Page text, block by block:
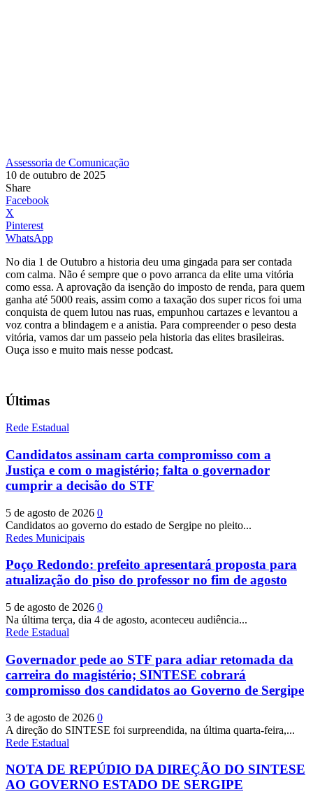
Assessoria de Comunicação
10 de outubro de 2025
Share
Facebook
X
Pinterest
WhatsApp
No dia 1 de Outubro a historia deu uma gingada para ser contada
com calma. Não é sempre que o povo arranca da elite uma vitória
como essa. A aprovação da isenção do imposto de renda, para quem
ganha até 5000 reais, assim como a taxação dos super ricos foi uma
conquista de quem lutou nas ruas, empunhou cartazes e levantou a
voz contra a blindagem e a anistia. Para compreender o peso desta
vitória, vamos dar um passeio pela historia das elites brasileiras.
Ouça isso e muito mais nesse podcast.
Últimas
Rede Estadual
Candidatos assinam carta compromisso com a
Justiça e com o magistério; falta o governador
cumprir a decisão do STF
5 de agosto de 2026 0
Candidatos ao governo do estado de Sergipe no pleito...
Redes Municipais
Poço Redondo: prefeito apresentará proposta para
atualização do piso do professor no fim de agosto
5 de agosto de 2026 0
Na última terça, dia 4 de agosto, aconteceu audiência...
Rede Estadual
Governador pede ao STF para adiar retomada da
carreira do magistério; SINTESE cobrará
compromisso dos candidatos ao Governo de Sergipe
3 de agosto de 2026 0
A direção do SINTESE foi surpreendida, na última quarta-feira,...
Rede Estadual
NOTA DE REPÚDIO DA DIREÇÃO DO SINTESE
AO GOVERNO ESTADO DE SERGIPE